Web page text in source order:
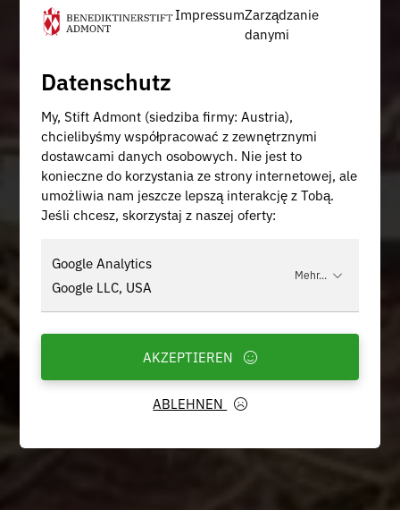
ImpressumZarządzanie
danymi
Datenschutz
My, Stift Admont (siedziba firmy: Austria),
chcielibyśmy współpracować z zewnętrznymi
dostawcami danych osobowych. Nie jest to
konieczne do korzystania ze strony internetowej, ale
umożliwia nam jeszcze lepszą interakcję z Tobą.
Jeśli chcesz, skorzystaj z naszej oferty:
Google Analytics
Google LLC, USA
Mehr...
ABLEHNEN
AKZEPTIEREN